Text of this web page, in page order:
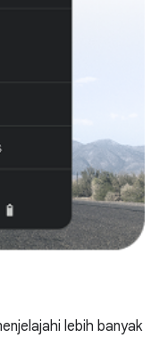
lebih banyak